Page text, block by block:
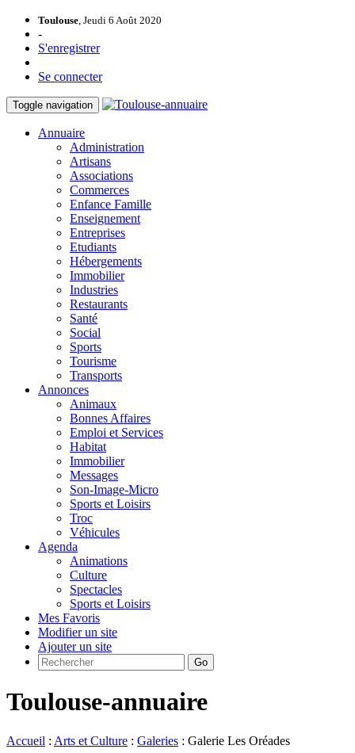
Toulouse, Jeudi 6 Août 2020
-
S'enregistrer
Se connecter
Toggle navigation
Annuaire
Administration
Artisans
Associations
Commerces
Enfance Famille
Enseignement
Entreprises
Etudiants
Hébergements
Immobilier
Industries
Restaurants
Santé
Social
Sports
Tourisme
Transports
Annonces
Animaux
Bonnes Affaires
Emploi et Services
Habitat
Immobilier
Messages
Son-Image-Micro
Sports et Loisirs
Troc
Véhicules
Agenda
Animations
Culture
Spectacles
Sports et Loisirs
Mes Favoris
Modifier un site
Ajouter un site
Go
Toulouse-annuaire
Accueil : Arts et Culture : Galeries : Galerie Les Oréades